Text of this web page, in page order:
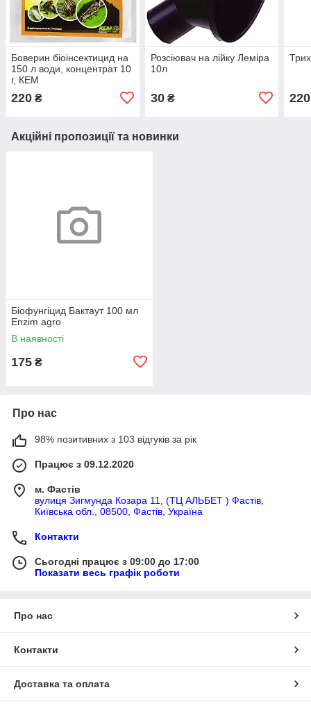
Боверин біоінсектицид на
150 л води, концентрат 10
г, КЕМ
220 ₴
Розсіювач на лійку Леміра
10л
30₴ 220
Акційні пропозиції та новинки
Біофунгіцид Бактаут 100 мл
Enzim agro
В наявності
175 ₴
Про нас
98% позитивних з 103 відгуків за рік
Працює з 09.12.2020
м. Фастів
вулиця Зигмунда Козара 11, (ТЦ АЛЬБЕТ ) Фастів,
Київська обл., 08500, Фастів, Україна
Контакти
Сьогодні працює з 09:00 до 17:00
Показати весь графік роботи
Про нас
Контакти
Доставка та оплата